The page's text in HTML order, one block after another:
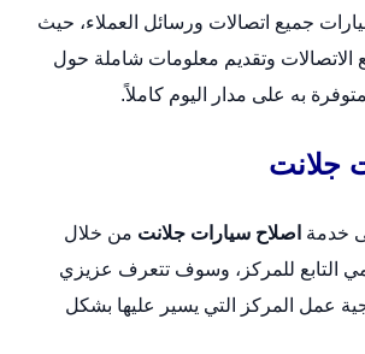
جميع اتصالات ورسائل العملاء، حيث
الاتصالات وتقديم معلومات شاملة حول
به على مدار اليوم كاملاً.
جلانت
خدمة اصلاح سيارات جلانت من خلال
التابع للمركز، وسوف تتعرف عزيزي
عمل المركز التي يسير عليها بشكل